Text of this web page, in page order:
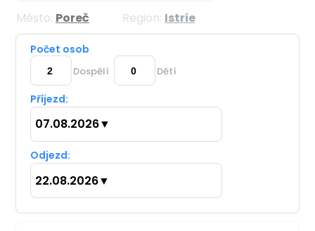
Město: Poreč Region: Istrie
Počet osob
Dospělí Dětí
Příjezd:
07.08.2026▼
Odjezd:
22.08.2026▼